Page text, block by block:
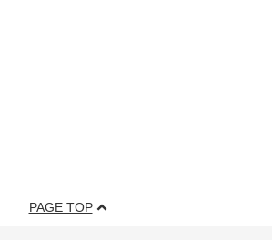
PAGE TOP